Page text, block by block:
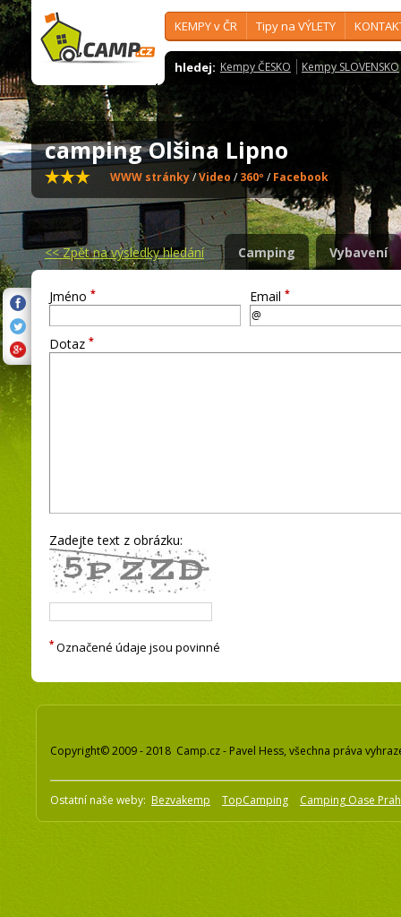
KEMPY v ČR Tipy na VÝLETY
hledej: Kempy ČESKO Kempy SLOVENSKO
camping Olšina Lipno
WWW stránky/Video /360º /Facebook
<<Zpět na výsledky hledání Camping Vybavení
Jméno * Email *
Dotaz *
Zadejte text z obrázku:
* Označené údaje jsou povinné
Copyright© 2009 - 2018 Camp.cz - Pavel Hess, všechna práva
Ostatní naše weby: Bezvakemp TopCamping Camping Oase